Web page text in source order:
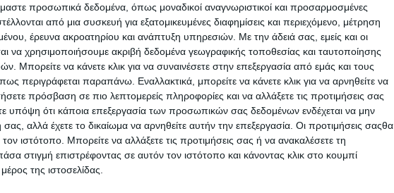
προσωπικά δεδομένα, όπως μοναδικοί αναγνωριστικοί και προσαρμοσμένες
από μια συσκευή για εξατομικευμένες διαφημίσεις και περιεχόμενο, μέτρηση
έρευνα ακροατηρίου και ανάπτυξη υπηρεσιών. Με την άδειά σας, εμείς και οι
να χρησιμοποιήσουμε ακριβή δεδομένα γεωγραφικής τοποθεσίας και ταυτοποίησης
Μπορείτε να κάνετε κλικ για να συναινέσετε στην επεξεργασία από εμάς και τους
περιγράφεται παραπάνω. Εναλλακτικά, μπορείτε να κάνετε κλικ για να αρνηθείτε να
πρόσβαση σε πιο λεπτομερείς πληροφορίες και να αλλάξετε τις προτιμήσεις σας
υπόψη ότι κάποια επεξεργασία των προσωπικών σας δεδομένων ενδέχεται να μην
αλλά έχετε το δικαίωμα να αρνηθείτε αυτήν την επεξεργασία. Οι προτιμήσεις σαςθα
ιστότοπο. Μπορείτε να αλλάξετε τις προτιμήσεις σας ή να ανακαλέσετε τη
στιγμή επιστρέφοντας σε αυτόν τον ιστότοπο και κάνοντας κλικ στο κουμπί
της ιστοσελίδας.
17.10.24 - 08:16
26 ευρώ το σακί στα σταθεροποιημένα,
πάνω η πίστωση
κάπως φέτος οι εργασίες στο χωράφι για την
της σποροκλίνης, με την έλλειψη βροχών να
τα πολλά οργώματα για 15-20 μέρες. Αυτό που δεν
ωστόσο είναι ο προγραμματισμός εσόδων-εξόδων
και μαγαζιά, με τους τελευταίους
των εταιρειών του κλάδου να διατηρούν τις
πάνω-κάτω στα περσινά επίπεδα.